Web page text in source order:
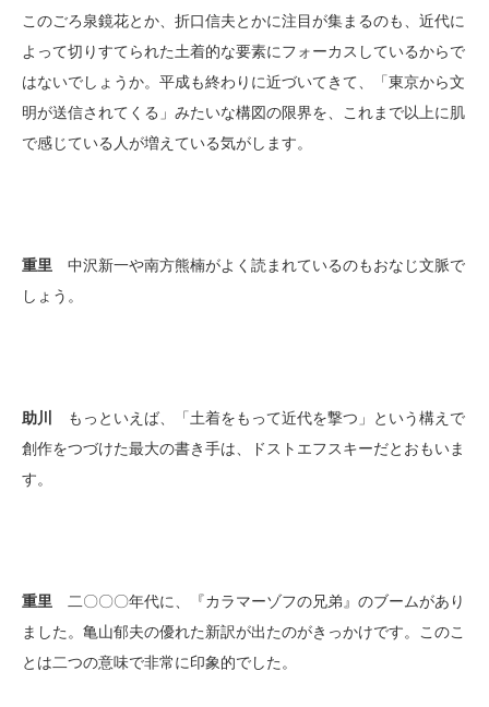
このごろ泉鏡花とか、折口信夫とかに注目が集まるのも、近代に
よって切りすてられた土着的な要素にフォーカスしているからで
はないでしょうか。平成も終わりに近づいてきて、「東京から文
明が送信されてくる」みたいな構図の限界を、これまで以上に肌
で感じている人が増えている気がします。
重里 中沢新一や南方熊楠がよく読まれているのもおなじ文脈で
しょう。
助川
もっといえば、「土着をもって近代を撃つ」という構えで
創作をつづけた最大の書き手は、ドストエフスキーだとおもいま
す。
重里 二〇〇〇年代に、『カラマーゾフの兄弟』のブームがあり
ました。亀山郁夫の優れた新訳が出たのがきっかけです。このこ
とは二つの意味で非常に印象的でした。